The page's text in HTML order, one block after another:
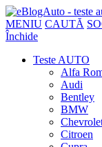
MENIU CAUTĂ
Închide
Teste AUTO
Alfa
Audi
Bentley
BMW
Citroen